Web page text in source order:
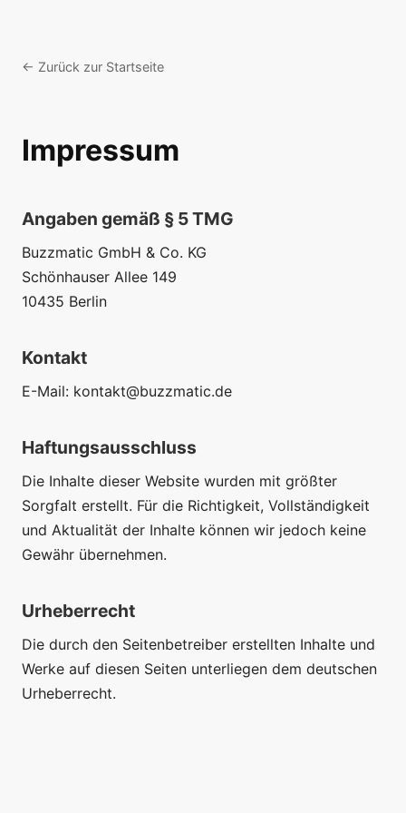
← Zurück zur Startseite
Impressum
Angaben gemäß § 5 TMG
Buzzmatic GmbH & Co. KG
Schönhauser Allee 149
10435 Berlin
Kontakt
E-Mail: kontakt@buzzmatic.de
Haftungsausschluss
Die Inhalte dieser Website wurden mit größter
Sorgfalt erstellt. Für die Richtigkeit, Vollständigkeit
und Aktualität der Inhalte können wir jedoch keine
Gewähr übernehmen.
Urheberrecht
Die durch den Seitenbetreiber erstellten Inhalte und
Werke auf diesen Seiten unterliegen dem deutschen
Urheberrecht.